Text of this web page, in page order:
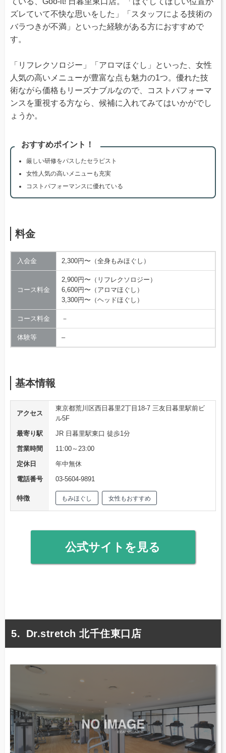
ズレていて不快な思いをした」「スタッフによる技術の
バラつきが不満」といった経験がある方におすすめで
す。
「リフレクソロジー」「アロマほぐし」といった、女性
人気の高いメニューが豊富な点も魅力の1つ。優れた技
術ながら価格もリーズナブルなので、コストパフォーマ
ンスを重視する方なら、候補に入れてみてはいかがでし
ょうか。
おすすめポイント！
厳しい研修をパスしたセラピスト
女性人気の高いメニューも充実
コストパフォーマンスに優れている
料金
入会金 2,300円〜（全身もみほぐし）
コース料金
2,900円〜（リフレクソロジー）
6,600円〜（アロマほぐし）
3,300円〜（ヘッドほぐし）
コース料金 －
体験等 –
基本情報
アクセス
東京都荒川区西日暮里2丁目18-7 三友日暮里駅前ビ
ル5F
最寄り駅
JR 日暮里駅東口 徒歩1分
営業時間
11:00～23:00
定休日
年中無休
電話番号
03-5604-9891
特徴 もみほぐし 女性もおすすめ
公式サイトを見る
Dr.stretch 北千住東口店